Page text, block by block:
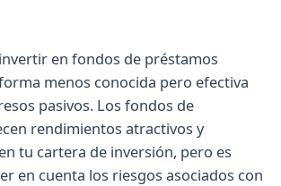
en fondos de préstamos
menos conocida pero efectiva
pasivos. Los fondos de
rendimientos atractivos y
tu cartera de inversión, pero es
en cuenta los riesgos asociados con